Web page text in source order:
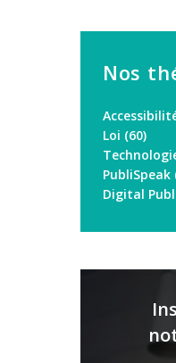
Nos
Loi (60)
PubliSpeak
Digital